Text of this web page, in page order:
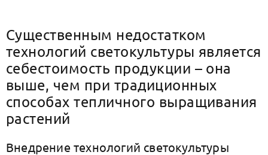
Существенным недостатком
технологий cветокультуры является
себестоимость продукции – она
выше, чем при традиционных
способах тепличного выращивания
растений
Внедрение технологий cветокультуры